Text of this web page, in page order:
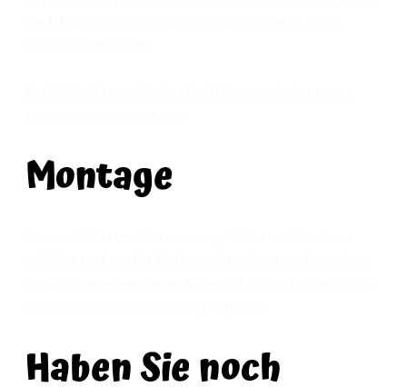
Montage
Haben Sie noch